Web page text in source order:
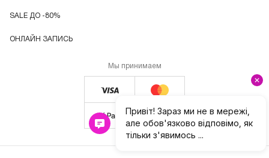
SALE ДО -80%
ОНЛАЙН ЗАПИСЬ
Мы принимаем